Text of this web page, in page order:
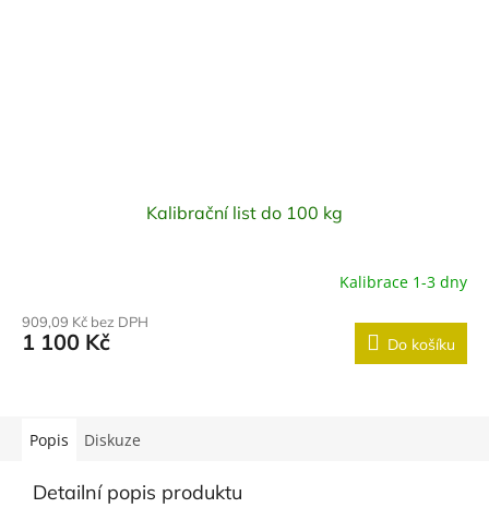
Kalibrační list do 100 kg
Kalibrace 1-3 dny
909,09 Kč bez DPH
1 100 Kč Do košíku
Popis Diskuze
Detailní popis produktu